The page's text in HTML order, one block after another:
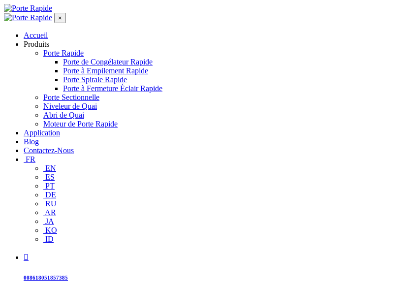
×
Accueil
Produits
Porte Rapide
Porte de Congélateur Rapide
Porte à Empilement Rapide
Porte Spirale Rapide
Porte à Fermeture Éclair Rapide
Porte Sectionnelle
Niveleur de Quai
Abri de Quai
Moteur de Porte Rapide
Application
Blog
Contactez-Nous
FR
EN
ES
PT
DE
RU
AR
JA
KO
ID
008618051857385